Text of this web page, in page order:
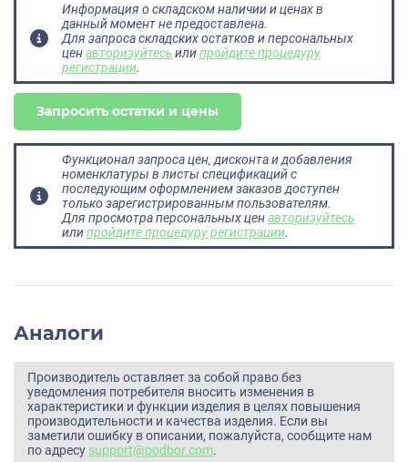
Информация о складском наличии и ценах в
данный момент не предоставлена.
Для запроса складских остатков и персональных
ценавторизуйтесьилипройдите процедуру
регистрации.
Запросить остатки и цены
Функционал запроса цен, дисконта и добавления
номенклатуры в листы спецификаций с
последующим оформлением заказов доступен
только зарегистрированным пользователям.
Для просмотра персональных ценавторизуйтесь
илипройдите процедуру регистрации.
Аналоги
Производитель оставляет за собой право без
уведомления потребителя вносить изменения в
характеристики и функции изделия в целях повышения
производительности и качества изделия. Если вы
заметили ошибку в описании, пожалуйста, сообщите нам
по адресу support@podbor.com.